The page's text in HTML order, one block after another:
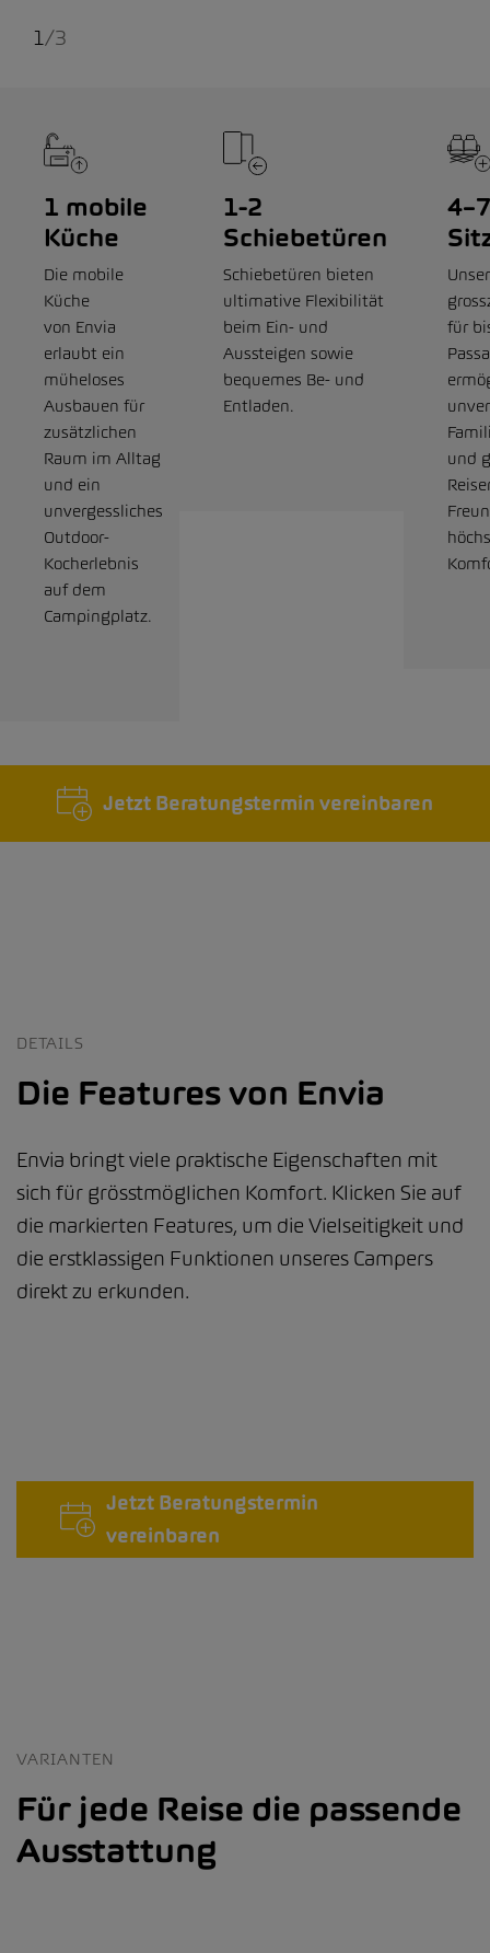
1 /3
1 mobile
Küche
Die mobile
Küche
von Envia
erlaubt ein
müheloses
Ausbauen für
zusätzlichen
Raum im Alltag
und ein
unvergessliches
Outdoor-
Kocherlebnis
auf dem
Campingplatz.
1-2
Schiebetüren
Schiebetüren bieten
ultimative Flexibilität
beim Ein- und
Aussteigen sowie
bequemes Be- und
Entladen.
4–7
für
und
Jetzt Beratungstermin vereinbaren
DETAILS
Die Features von Envia
Envia bringt viele praktische Eigenschaften mit
sich für grösstmöglichen Komfort. Klicken Sie auf
die markierten Features, um die Vielseitigkeit und
die erstklassigen Funktionen unseres Campers
direkt zu erkunden.
Jetzt Beratungstermin
vereinbaren
VARIANTEN
Für jede Reise die passende
Ausstattung